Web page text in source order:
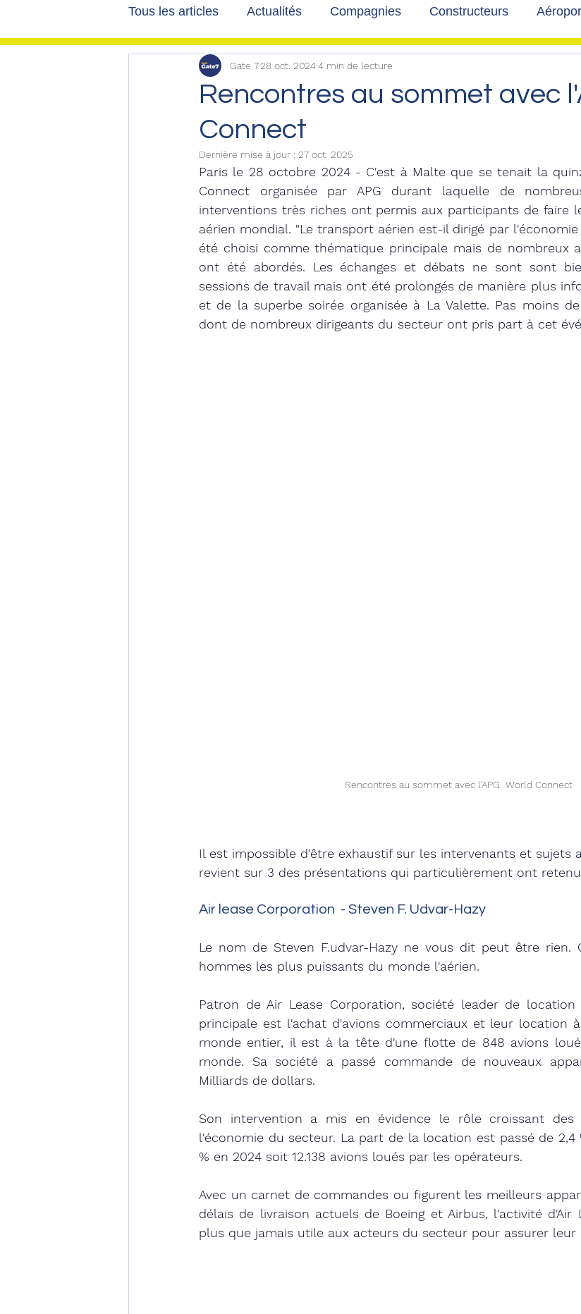
Tous les articles Actualités Compagnies Constructeurs
Les tribunes de Gate7 album photo
Voyages Reportages
Rencontres au sommet avec
Connect
Gate 728 oct. 20244 min de lecture
Dernière mise à jour : 27 oct. 2025
Paris le 28 octobre 2024 - C'est à Malte que se tenait la
Connect organisée par APG durant laquelle de
interventions très riches ont permis aux participants de faire
aérien mondial. "Le transport aérien est-il dirigé par
été choisi comme thématique principale mais de nombreux
ont été abordés. Les échanges et débats ne sont sont
sessions de travail mais ont été prolongés de manière plus
et de la superbe soirée organisée à La Valette. Pas moins
dont de nombreux dirigeants du secteur ont pris part à cet
Rencontres au sommet avec l'APG  World Connect
Il est impossible d'être exhaustif sur les intervenants et sujets
revient sur 3 des présentations qui particulièrement ont
Air lease Corporation  - Steven F. Udvar-Hazy
Le nom de Steven F.udvar-Hazy ne vous dit peut être rien.
hommes les plus puissants du monde l'aérien.
Patron de Air Lease Corporation, société leader de
principale est l'achat d'avions commerciaux et leur location
monde entier, il est à la tête d'une flotte de 848 avions
monde. Sa société a passé commande de nouveaux
Milliards de dollars.
Son intervention a mis en évidence le rôle croissant des
l'économie du secteur. La part de la location est passé de 2,4
% en 2024 soit 12.138 avions loués par les opérateurs.
Avec un carnet de commandes ou figurent les meilleurs
délais de livraison actuels de Boeing et Airbus, l'activité d'Air
plus que jamais utile aux acteurs du secteur pour assurer leur